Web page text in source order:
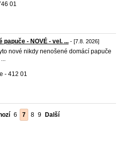
01
papuče - NOVÉ - vel. ... - [7.8. 2026]
nové nikdy nenošené domácí papuče
- 412 01
6 7 8 9 Další